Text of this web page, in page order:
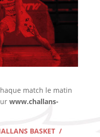
match le matin
www.challans-
BASKET /